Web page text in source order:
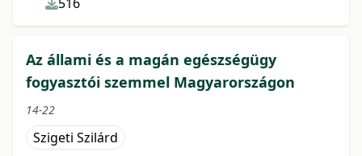
Az állami és a magán egészségügy
fogyasztói szemmel Magyarországon
14-22
Szigeti Szilárd